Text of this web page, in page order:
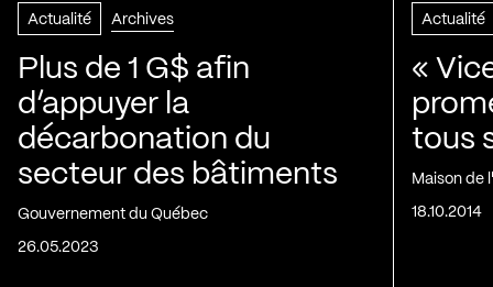
Actualité Archives
Plus de 1 G$ afin
d’appuyer la
décarbonation du
secteur des bâtiments
Gouvernement du Québec
26.05.2023
Actualité
«
tous
Maison de
18.10.2014